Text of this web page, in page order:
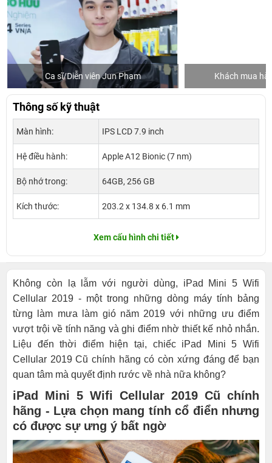
Ca sĩ/Diễn viên Jun Phạm Khách mua
Thông số kỹ thuật
Màn hình: IPS LCD 7.9 inch
Hệ điều hành: Apple A12 Bionic (7 nm)
Bộ nhớ trong: 64GB, 256 GB
Kích thước: 203.2 x 134.8 x 6.1 mm
Xem cấu hình chi tiết
Không còn lạ lẫm với người dùng, iPad Mini 5 Wifi
Cellular 2019 - một trong những dòng máy tính bảng
từng làm mưa làm gió năm 2019 với những ưu điểm
vượt trội về tính năng và ghi điểm nhờ thiết kế nhỏ nhắn.
Liệu đến thời điểm hiện tại, chiếc iPad Mini 5 Wifi
Cellular 2019 Cũ chính hãng có còn xứng đáng để bạn
quan tâm mà quyết định rước về nhà nữa không?
iPad Mini 5 Wifi Cellular 2019 Cũ chính
hãng - Lựa chọn mang tính cổ điển nhưng
có được sự ưng ý bất ngờ